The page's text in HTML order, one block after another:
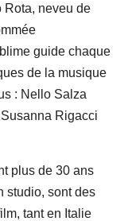
Rota, neveu de
guide chaque
de la musique
: Nello Salza
Rigacci
plus de 30 ans
studio, sont des
tant en Italie